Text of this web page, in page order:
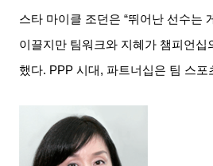
스타 마이클 조던은 “뛰어난 선수는
이끌지만 팀워크와 지혜가 챔피언십
했다. PPP시대 , 파트너십은 팀 스포